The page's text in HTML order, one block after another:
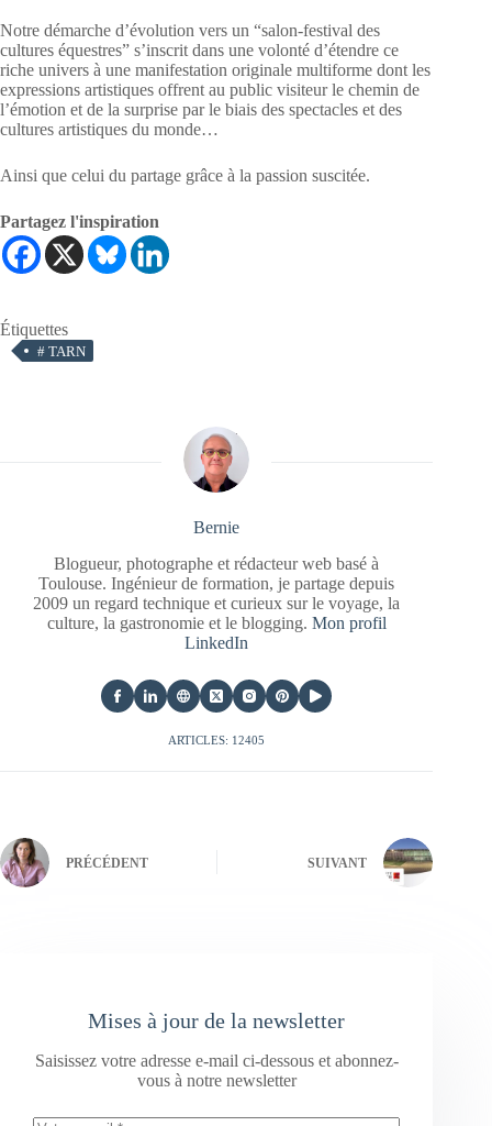
Notre démarche d’évolution vers un “salon-festival des
cultures équestres” s’inscrit dans une volonté d’étendre ce
riche univers à une manifestation originale multiforme dont les
expressions artistiques offrent au public visiteur le chemin de
l’émotion et de la surprise par le biais des spectacles et des
cultures artistiques du monde…
Ainsi que celui du partage grâce à la passion suscitée.
Partagez l'inspiration
Étiquettes
# TARN
Bernie
Blogueur, photographe et rédacteur web basé à
Toulouse. Ingénieur de formation, je partage depuis
2009 un regard technique et curieux sur le voyage, la
culture, la gastronomie et le blogging. Mon profil
LinkedIn
ARTICLES: 12405
PRÉCÉDENT SUIVANT
Mises à jour de la newsletter
Saisissez votre adresse e-mail ci-dessous et abonnez-
vous à notre newsletter